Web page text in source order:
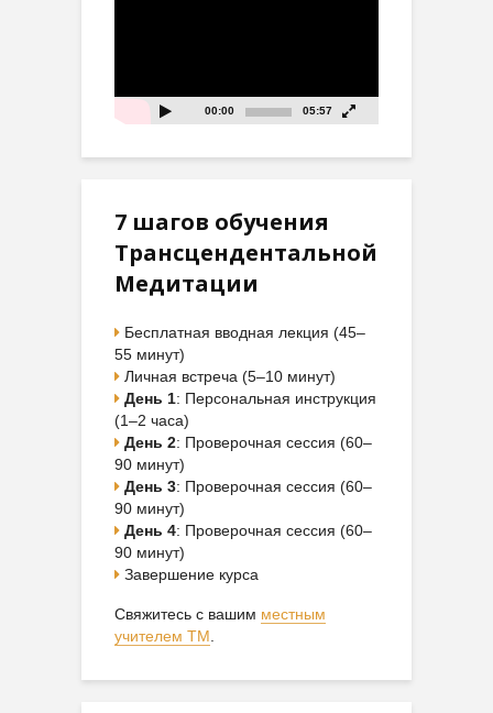
00:00 05:57
7 шагов обучения
Трансцендентальной
Медитации
Бесплатная вводная лекция (45–
55 минут)
Личная встреча (5–10 минут)
День 1: Персональная инструкция
(1–2 часа)
День 2: Проверочная сессия (60–
90 минут)
День 3: Проверочная сессия (60–
90 минут)
День 4: Проверочная сессия (60–
90 минут)
Завершение курса
Свяжитесь с вашим местным
учителем ТМ.